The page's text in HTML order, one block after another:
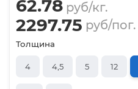
62.78 руб/кг.
2297.75 руб/
Толщина
4 4,5 5 12